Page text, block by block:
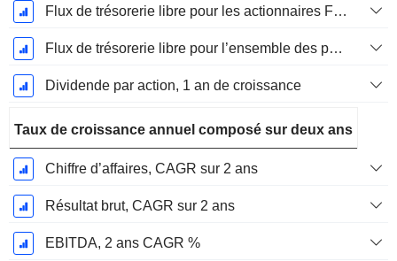
Flux de trésorerie libre pour les actionnaires FCFE, Croissance 1 an
Flux de trésorerie libre pour l’ensemble des pourvoyeurs de fonds (créanciers et actionnaires) FCFF, Croissance 1 an
Dividende par action, 1 an de croissance
Taux de croissance annuel composé sur deux ans
Chiffre d’affaires, CAGR sur 2 ans
Résultat brut, CAGR sur 2 ans
EBITDA, 2 ans CAGR %